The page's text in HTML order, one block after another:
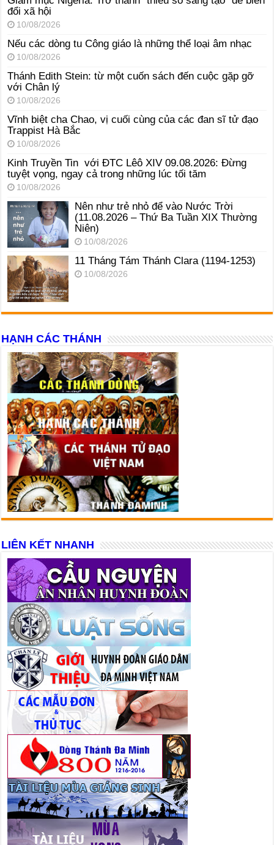
đổi xã hội
10/08/2026
Nếu các dòng tu Công giáo là những thể loại âm nhạc
10/08/2026
Thánh Edith Stein: từ một cuốn sách đến cuộc gặp gỡ
với Chân lý
10/08/2026
Vĩnh biệt cha Chao, vị cuối cùng của các đan sĩ tử đạo
Trappist Hà Bắc
10/08/2026
Kinh Truyền Tin với ĐTC Lêô XIV 09.08.2026: Đừng
tuyệt vọng, ngay cả trong những lúc tối tăm
10/08/2026
Nên như trẻ nhỏ để vào Nước Trời
(11.08.2026 – Thứ Ba Tuần XIX Thường
Niên)
10/08/2026
11 Tháng Tám Thánh Clara (1194-1253)
10/08/2026
HẠNH CÁC THÁNH
LIÊN KẾT NHANH